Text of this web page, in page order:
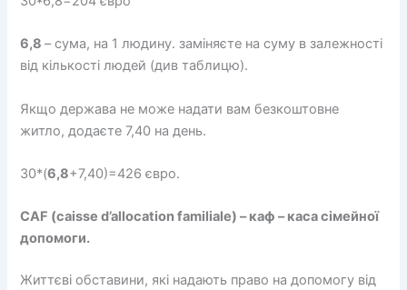
6,8– сума, на 1 людину. заміняєте на суму в залежності
від кількості людей (див таблицю).
Якщо держава не може надати вам безкоштовне
житло, додаєте 7,40 на день.
30*(6,8+7,40)=426 євро.
CAF (caisse d’allocation familiale) – каф – каса сімейної
допомоги.
Життєві обставини, які надають право на допомогу від